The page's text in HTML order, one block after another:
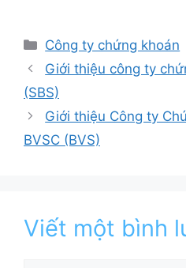
Danh
mục
Công ty chứng khoán
Giới thiệu công ty
(SBS)
Giới thiệu Công ty
BVSC (BVS)
Viết một bình